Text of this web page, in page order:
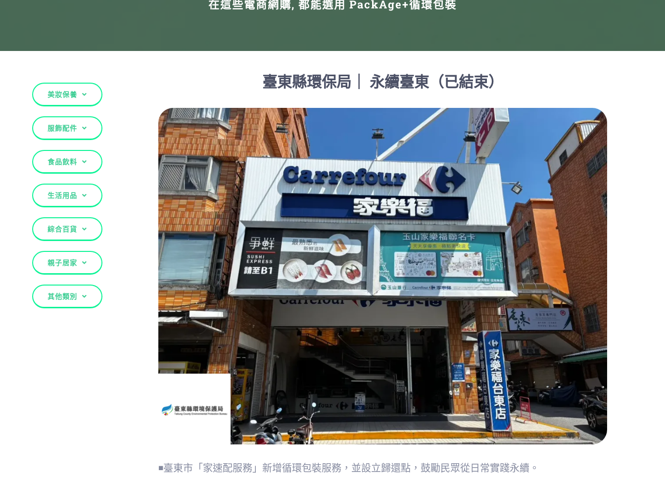
在這些電商網購, 都能選用 PackAge+循環包裝
美妝保養
服飾配件
食品飲料
生活用品
綜合百貨
親子居家
其他類別
臺東縣環保局｜ 永續臺東（已結束）
◾臺東市「家速配服務」新增循環包裝服務，並設立歸還點，鼓勵民眾從日常實踐永續。